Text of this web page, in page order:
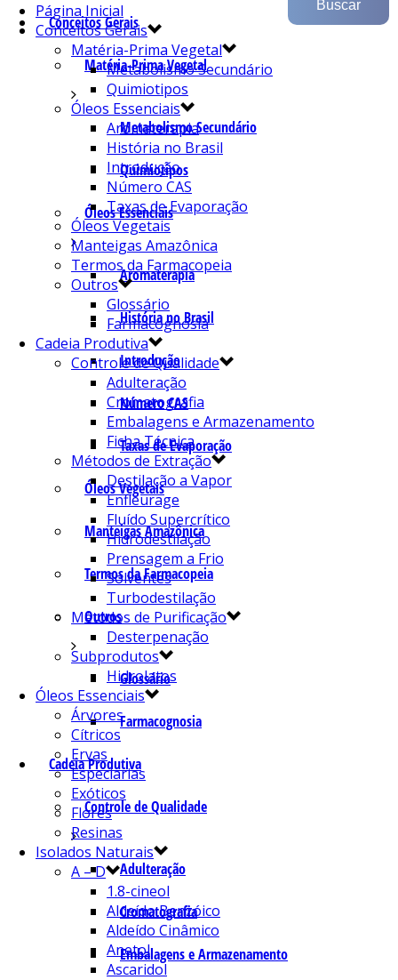
Conceitos Gerais
Matéria-Prima Vegetal
Metabolismo Secundário
Quimiotipos
Óleos Essenciais
Aromaterapia
História no Brasil
Introdução
Número CAS
Taxas de Evaporação
Óleos Vegetais
Manteigas Amazônica
Termos da Farmacopeia
Outros
Glossário
Farmacognosia
Cadeia Produtiva
Controle de Qualidade
Adulteração
Cromatografia
Embalagens e Armazenamento
Página Inicial
Conceitos Gerais
Matéria-Prima Vegetal
Metabolismo Secundário
Quimiotipos
Óleos Essenciais
Aromaterapia
História no Brasil
Introdução
Número CAS
Taxas de Evaporação
Óleos Vegetais
Manteigas Amazônica
Termos da Farmacopeia
Outros
Glossário
Farmacognosia
Cadeia Produtiva
Controle de Qualidade
Adulteração
Cromatografia
Embalagens e Armazenamento
Ficha Técnica
Métodos de Extração
Destilação a Vapor
Enfleurage
Fluído Supercrítico
Hidrodestilação
Prensagem a Frio
Solventes
Turbodestilação
Métodos de Purificação
Desterpenação
Subprodutos
Hidrolatos
Óleos Essenciais
Árvores
Cítricos
Ervas
Especiarias
Exóticos
Flores
Resinas
Isolados Naturais
A – D
1.8-cineol
Aldeído Benzóico
Aldeído Cinâmico
Anetol
Ascaridol